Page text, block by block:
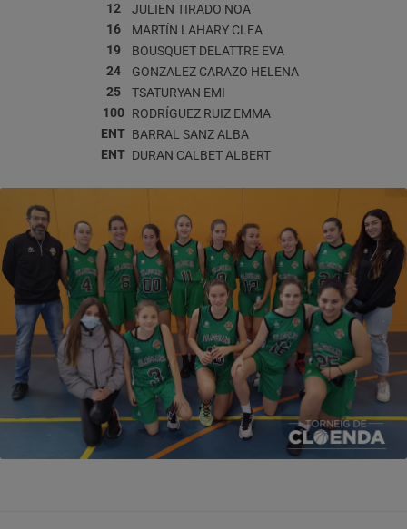
12 JULIEN TIRADO NOA
16
MARTÍN LAHARY CLEA
19
BOUSQUET DELATTRE EVA
24
GONZALEZ CARAZO HELENA
25
TSATURYAN EMI
100 RODRÍGUEZ RUIZ EMMA
ENT BARRAL SANZ ALBA
ENT DURAN CALBET ALBERT